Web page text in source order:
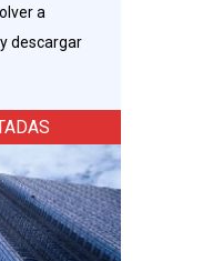
a
descargar